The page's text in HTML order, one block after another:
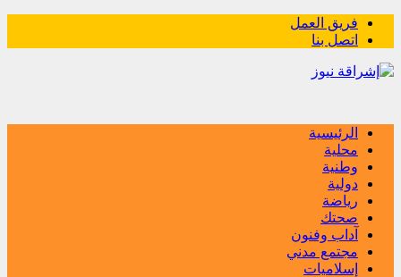
فريق العمل
اتصل بنا
الرئيسية
محلية
وطنية
دولية
رياضة
صحتك
آداب وفنون
مجتمع مدني
إسلاميات